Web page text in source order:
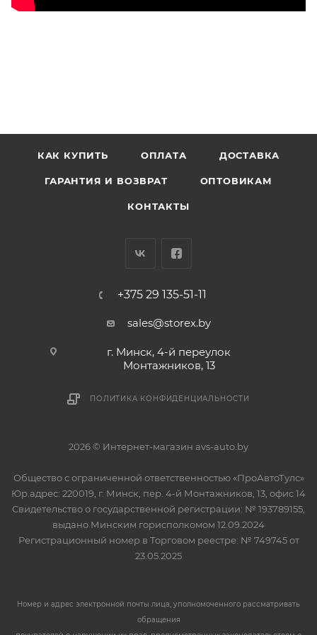
КАК КУПИТЬ ОПЛАТА ДОСТАВКА
ГАРАНТИЯ И ВОЗВРАТ ОПТОВИКАМ
КОНТАКТЫ
+375 29 135-51-11
sales@storex.by
г. Минск, 4-й переулок
Монтажников, 13
ПОЛИТИКА КОНФИДЕНЦИАЛЬНОСТИ
2026 © Интернет-магазин avs-auto.by
Общество с ограниченной ответственностью «ПроАвтоТулс»
Юр.адрес: 220019, г. Минск, пер. 4-й Монтажников, 13, офис 14
Свидетельство о государственной регистрации: № 193789155,
выдано Минским горисполкомом 12.09.2024
Регистрационный номер в Торговом реестре: № 749745 от
23.05.2025
Номер и адрес электронной почты лица, уполномоченного рассматривать
обращения